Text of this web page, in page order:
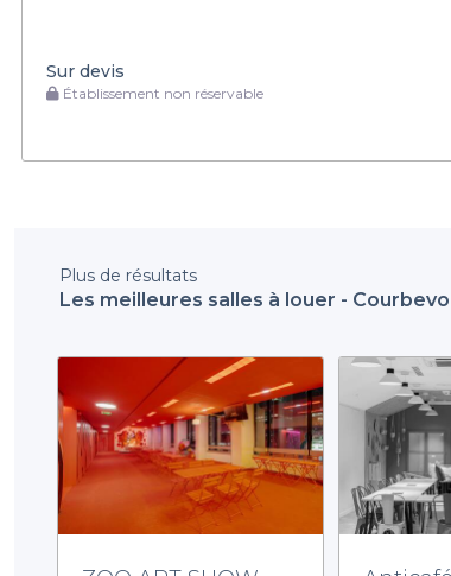
Sur devis
Établissement non réservable
Plus de résultats
Les meilleures salles à louer -